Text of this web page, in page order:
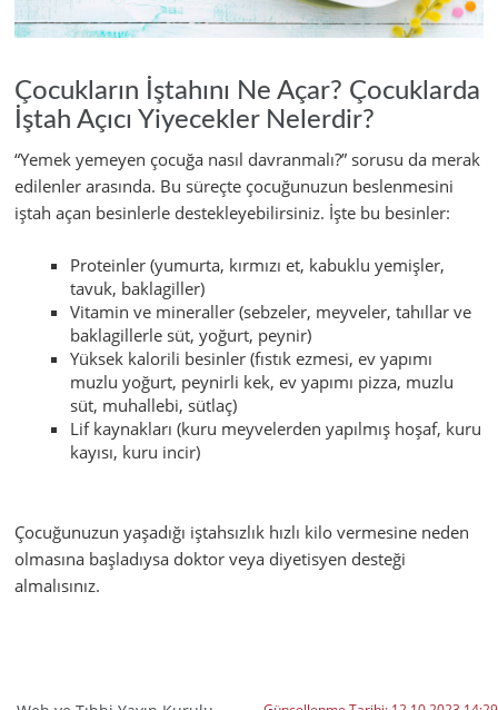
Çocukların İştahını Ne Açar? Çocuklarda
İştah Açıcı Yiyecekler Nelerdir?
“Yemek yemeyen çocuğa nasıl davranmalı?” sorusu da merak
edilenler arasında. Bu süreçte çocuğunuzun beslenmesini
iştah açan besinlerle destekleyebilirsiniz. İşte bu besinler:
Proteinler (yumurta, kırmızı et, kabuklu yemişler,
tavuk, baklagiller)
Vitamin ve mineraller (sebzeler, meyveler, tahıllar ve
baklagillerle süt, yoğurt, peynir)
Yüksek kalorili besinler (fıstık ezmesi, ev yapımı
muzlu yoğurt, peynirli kek, ev yapımı pizza, muzlu
süt, muhallebi, sütlaç)
Lif kaynakları (kuru meyvelerden yapılmış hoşaf, kuru
kayısı, kuru incir)
Çocuğunuzun yaşadığı iştahsızlık hızlı kilo vermesine neden
olmasına başladıysa doktor veya diyetisyen desteği
almalısınız.